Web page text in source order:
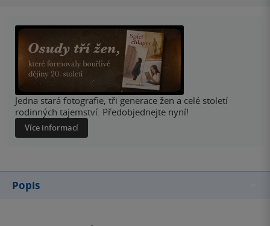
Jedna stará fotografie, tři generace žen a celé století
rodinných tajemství. Předobjednejte nyní!
Více informací
Popis